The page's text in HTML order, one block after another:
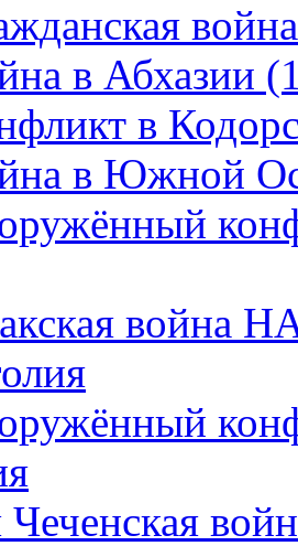
в Абхазии
в
в Южной
война
Чеченская